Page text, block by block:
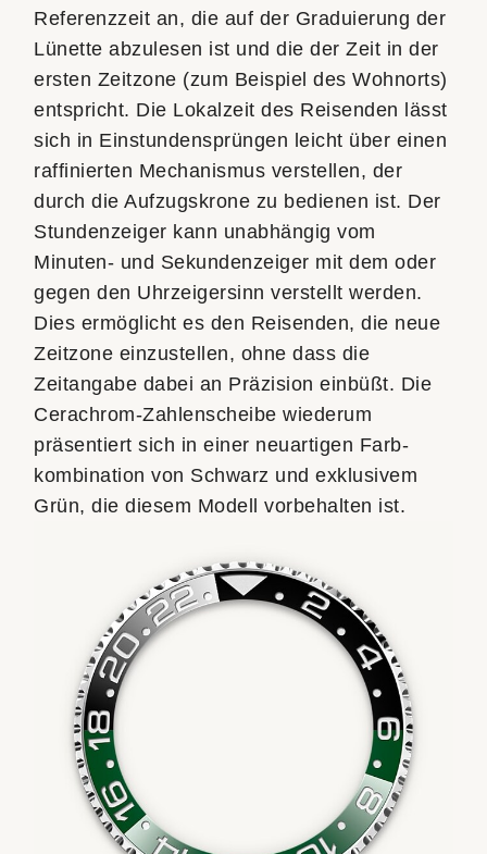
Referenzzeit an, die auf der Graduierung der
Lünette abzulesen ist und die der Zeit in der
ersten Zeitzone (zum Beispiel des Wohnorts)
entspricht. Die Lokalzeit des Reisenden lässt
sich in Einstunden­­sprüngen leicht über einen
raffinierten Mechanismus ver­stel­len, der
durch die Aufzugskrone zu bedienen ist. Der
Stunden­zeiger kann un­ab­hängig vom
Minuten- und Sekundenzeiger mit dem oder
gegen den Uhr­zeiger­sinn verstellt werden.
Dies ermöglicht es den Reisenden, die neue
Zeitzone einzustellen, ohne dass die
Zeitangabe dabei an Präzision einbüßt. Die
Cerachrom-Zahlenscheibe wiederum
präsentiert sich in einer neuartigen Farb­
kombination von Schwarz und exklusivem
Grün, die diesem Modell vorbehalten ist.